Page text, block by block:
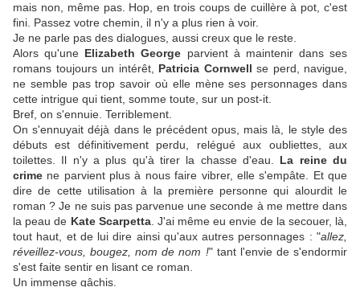
mais non, même pas. Hop, en trois coups de cuillère à pot, c'est
fini. Passez votre chemin, il n'y a plus rien à voir.
Je ne parle pas des dialogues, aussi creux que le reste.
Alors qu'une Elizabeth George parvient à maintenir dans ses
romans toujours un intérêt, Patricia Cornwell se perd, navigue,
ne semble pas trop savoir où elle mène ses personnages dans
cette intrigue qui tient, somme toute, sur un post-it.
Bref, on s'ennuie. Terriblement.
On s'ennuyait déjà dans le précédent opus, mais là, le style des
débuts est définitivement perdu, relégué aux oubliettes, aux
toilettes. Il n'y a plus qu'à tirer la chasse d'eau.
La reine du
crime ne parvient plus à nous faire vibrer, elle s'empâte. Et que
dire de cette utilisation à la première personne qui alourdit le
roman ? Je ne suis pas parvenue une seconde à me mettre dans
la peau de Kate Scarpetta. J'ai même eu envie de la secouer, là,
tout haut, et de lui dire ainsi qu'aux autres personnages : "allez,
réveillez-vous, bougez, nom de nom !" tant l'envie de s'endormir
s'est faite sentir en lisant ce roman.
Un immense gâchis.